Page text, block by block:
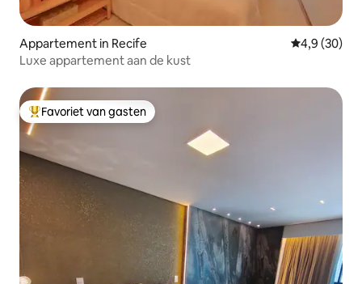
Appartement in Recife Gemiddelde
4,9 (30)
Luxe appartement aan de kust
Topfavoriet van gasten
Favoriet van gasten